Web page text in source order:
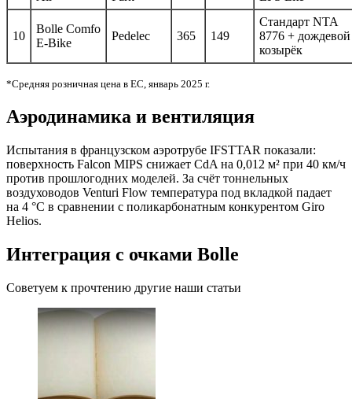
10
Bolle Comfo
E-Bike
Pedelec 365 149
Стандарт NTA
8776 + дождевой
козырёк
*Средняя розничная цена в ЕС, январь 2025 г.
Аэродинамика и вентиляция
Испытания в французском аэротрубе IFSTTAR показали:
поверхность Falcon MIPS снижает CdA на 0,012 м² при 40 км/ч
против прошлогодних моделей. За счёт тоннельных
воздуховодов Venturi Flow температура под вкладкой падает
на 4 °C в сравнении с поликарбонатным конкурентом Giro
Helios.
Интеграция с очками Bolle
Советуем к прочтению другие наши статьи